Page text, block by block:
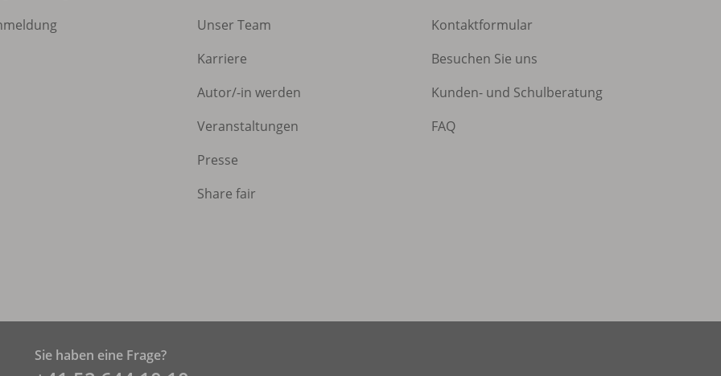
Unser Team
Karriere
Autor/-in werden
Veranstaltungen
Presse
Share fair
Kontaktformular
Besuchen Sie uns
Kunden- und Schulberatung
FAQ
Sie haben eine Frage?